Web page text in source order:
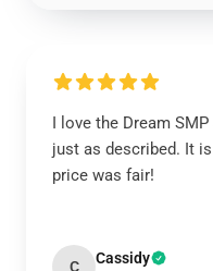
I love the Dream
just as described. It
price was fair!
C Cassidy